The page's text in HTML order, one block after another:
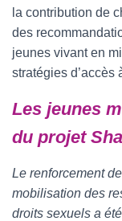
la contribution de
des
jeunes vivant en
stratégies d’accès
Les jeunes
du projet
Le renforcement
mobilisation des
droits sexuels a